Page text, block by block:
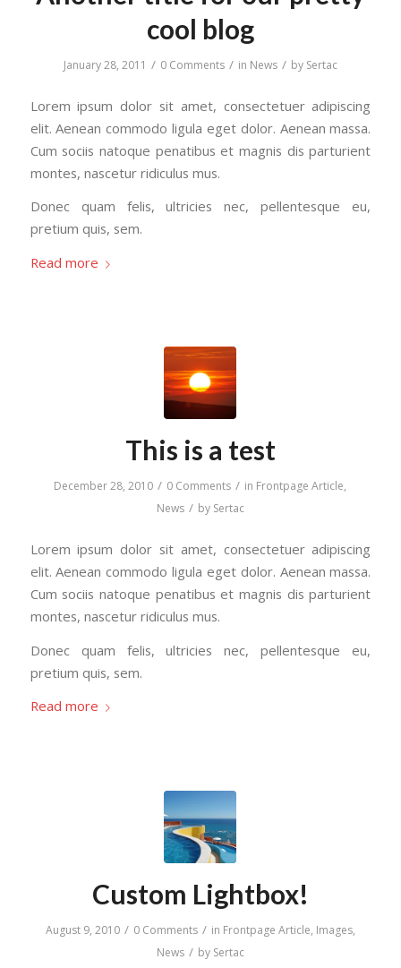
cool blog
January 28, 2011 / 0 Comments / in News / by Sertac
Lorem ipsum dolor sit amet, consectetuer adipiscing
elit. Aenean commodo ligula eget dolor. Aenean massa.
Cum sociis natoque penatibus et magnis dis parturient
montes, nascetur ridiculus mus.
Donec quam felis, ultricies nec, pellentesque eu,
pretium quis, sem.
Read more
This is a test
December 28, 2010 / 0 Comments / in Frontpage Article,
News / by Sertac
Lorem ipsum dolor sit amet, consectetuer adipiscing
elit. Aenean commodo ligula eget dolor. Aenean massa.
Cum sociis natoque penatibus et magnis dis parturient
montes, nascetur ridiculus mus.
Donec quam felis, ultricies nec, pellentesque eu,
pretium quis, sem.
Read more
Custom Lightbox!
August 9, 2010 / 0 Comments / in Frontpage Article, Images,
News / by Sertac